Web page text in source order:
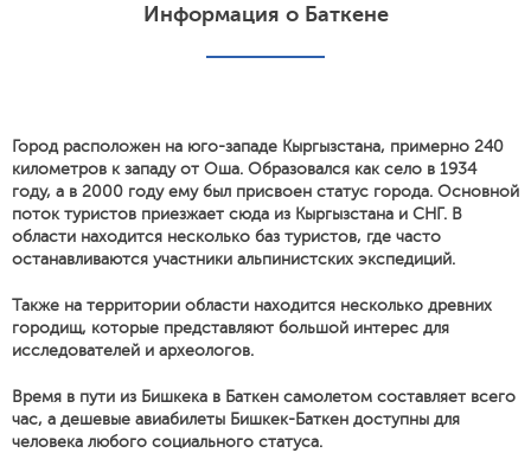
Информация о Баткене
Город расположен на юго-западе Кыргызстана, примерно 240
километров к западу от Оша. Образовался как село в 1934
году, а в 2000 году ему был присвоен статус города. Основной
поток туристов приезжает сюда из Кыргызстана и СНГ. В
области находится несколько баз туристов, где часто
останавливаются участники альпинистских экспедиций.
Также на территории области находится несколько древних
городищ, которые представляют большой интерес для
исследователей и археологов.
Время в пути из Бишкека в Баткен самолетом составляет всего
час, а дешевые авиабилеты Бишкек-Баткен доступны для
человека любого социального статуса.